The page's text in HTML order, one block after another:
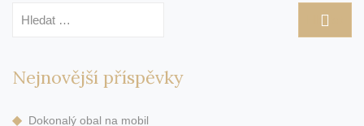
Nejnovější příspěvky
Dokonalý obal na mobil